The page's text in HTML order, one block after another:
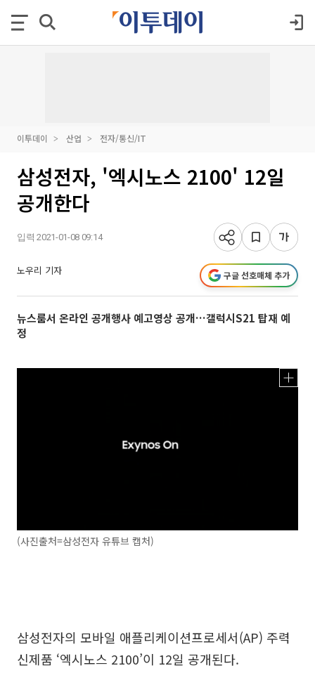
이투데이 산업 전자/통신/IT
삼성전자, '엑시노스 2100' 12일
공개한다
입력 2021-01-08 09:14
노우리 기자 구글 선호매체 추가
뉴스룸서 온라인 공개행사 예고영상 공개…갤럭시S21 탑재 예
정
(사진출처=삼성전자 유튜브 캡처)
삼성전자의 모바일 애플리케이션프로세서(AP) 주력
신제품 ‘엑시노스 2100’이 12일 공개된다.